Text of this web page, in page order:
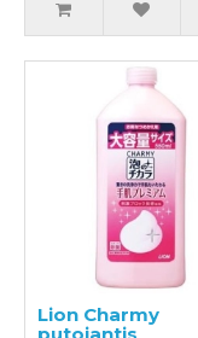
Lion Charmy
putojantis